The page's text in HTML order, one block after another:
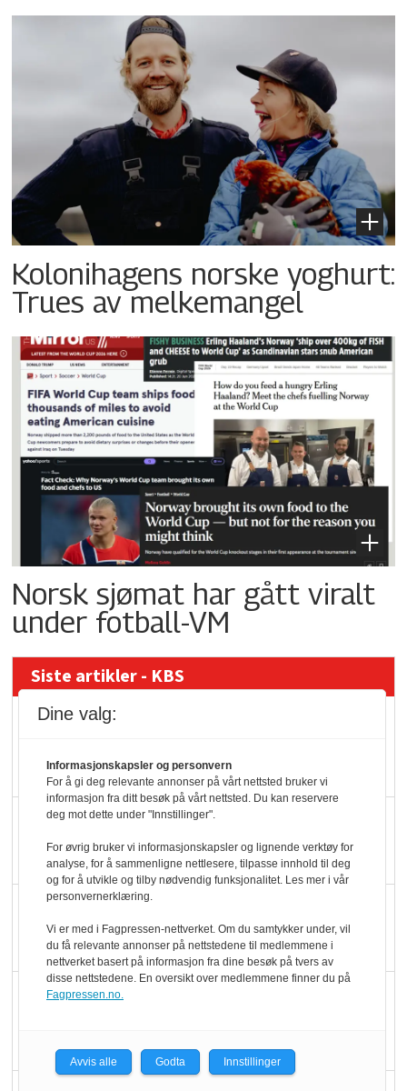
Kolonihagens norske yoghurt:
Trues av melkemangel
Norsk sjømat har gått viralt
under fotball-VM
Siste artikler - KBS
velger ladestopp
Ti bensinstasjoner
legger ned hver måned
oktan
serveringstilbud
Dine valg:
Informasjonskapsler og personvern
For å gi deg relevante annonser på vårt nettsted bruker vi
informasjon fra ditt besøk på vårt nettsted. Du kan reservere
deg mot dette under "Innstillinger".
For øvrig bruker vi informasjonskapsler og lignende verktøy for
analyse, for å sammenligne nettlesere, tilpasse innhold til deg
og for å utvikle og tilby nødvendig funksjonalitet. Les mer i vår
personvernerklæring.
Vi er med i Fagpressen-nettverket. Om du samtykker under, vil
du få relevante annonser på nettstedene til medlemmene i
nettverket basert på informasjon fra dine besøk på tvers av
disse nettstedene. En oversikt over medlemmene finner du på
Fagpressen.no.
Avvis alle Godta Innstillinger